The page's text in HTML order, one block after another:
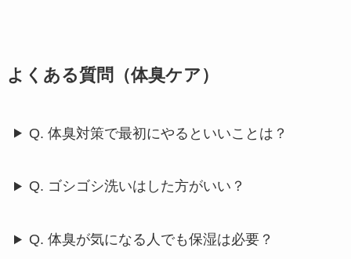
よくある質問（体臭ケア）
Q. 体臭対策で最初にやるといいことは？
Q. ゴシゴシ洗いはした方がいい？
Q. 体臭が気になる人でも保湿は必要？